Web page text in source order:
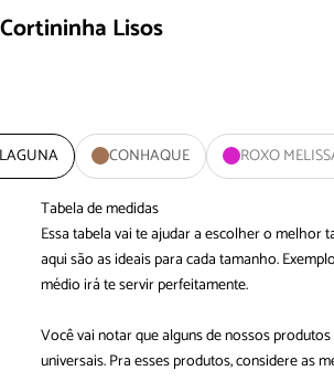
Lisos
CONHAQUE ROXO
Tabela de medidas
Essa tabela vai te ajudar a escolher o melhor
aqui são as ideais para cada tamanho.
médio irá te servir perfeitamente.
Você vai notar que alguns de nossos
universais. Pra esses produtos, considere as